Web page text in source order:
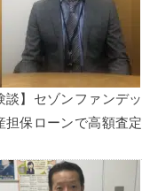
談】セゾンファンデッ
担保ローンで高額査定